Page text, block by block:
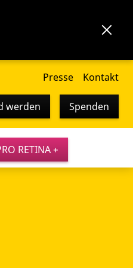
Presse Kontakt
werden Spenden
RETINA +